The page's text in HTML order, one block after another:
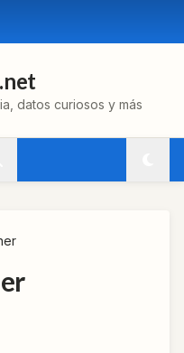
datos curiosos y más